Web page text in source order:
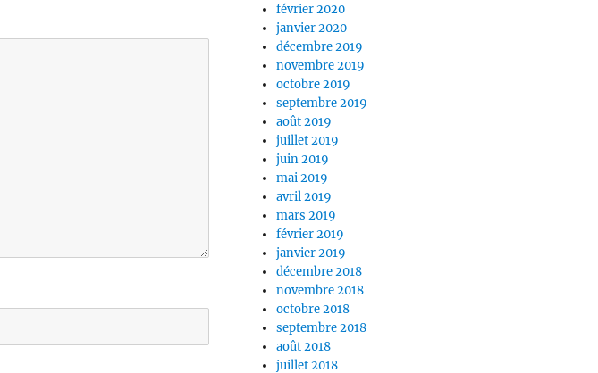
février 2020
janvier 2020
décembre 2019
novembre 2019
octobre 2019
septembre 2019
août 2019
juillet 2019
juin 2019
mai 2019
avril 2019
mars 2019
février 2019
janvier 2019
décembre 2018
novembre 2018
octobre 2018
septembre 2018
août 2018
juillet 2018